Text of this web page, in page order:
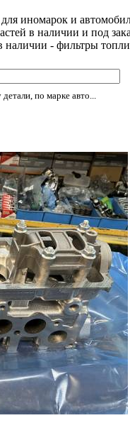
для иномарок и
в наличии и под
наличии - фильтры
по марке авто...